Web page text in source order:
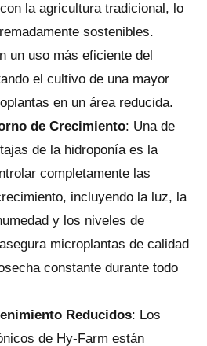
la agricultura tradicional, lo
sostenibles.
un uso más eficiente del
el cultivo de una mayor
en un área reducida.
de Crecimiento: Una de
de la hidroponía es la
completamente las
incluyendo la luz, la
y los niveles de
microplantas de calidad
constante durante todo
Reducidos: Los
de Hy-Farm están